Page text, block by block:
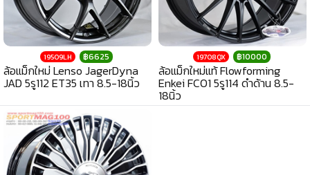
19509LH ฿6625
ล้อแม็กใหม่ Lenso JagerDyna
JAD 5รู112 ET35 เทา 8.5-18นิ้ว
19708QX ฿10000
ล้อแม็กใหม่แท้ Flowforming
Enkei FC01 5รู114 ดำด้าน 8.5-
18นิ้ว